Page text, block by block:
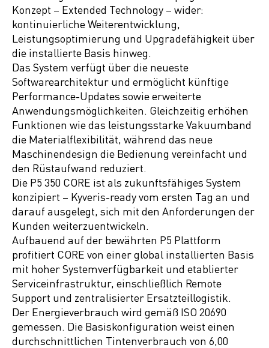
Konzept – Extended Technology – wider:
kontinuierliche Weiterentwicklung,
Leistungsoptimierung und Upgradefähigkeit über
die installierte Basis hinweg.
Das System verfügt über die neueste
Softwarearchitektur und ermöglicht künftige
Performance-Updates sowie erweiterte
Anwendungsmöglichkeiten. Gleichzeitig erhöhen
Funktionen wie das leistungsstarke Vakuumband
die Materialflexibilität, während das neue
Maschinendesign die Bedienung vereinfacht und
den Rüstaufwand reduziert.
Die P5 350 CORE ist als zukunftsfähiges System
konzipiert – Kyveris-ready vom ersten Tag an und
darauf ausgelegt, sich mit den Anforderungen der
Kunden weiterzuentwickeln.
Aufbauend auf der bewährten P5 Plattform
profitiert CORE von einer global installierten Basis
mit hoher Systemverfügbarkeit und etablierter
Serviceinfrastruktur, einschließlich Remote
Support und zentralisierter Ersatzteillogistik.
Der Energieverbrauch wird gemäß ISO 20690
gemessen. Die Basiskonfiguration weist einen
durchschnittlichen Tintenverbrauch von 6,00